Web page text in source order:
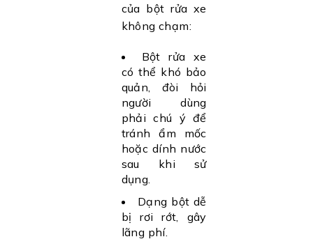
của bột rửa xe
không chạm:
Bột rửa xe
có thể khó bảo
quản, đòi hỏi
người dùng
phải chú ý để
tránh ẩm mốc
hoặc dính nước
sau khi sử
dụng.
Dạng bột dễ
bị rơi rớt, gây
lãng phí.